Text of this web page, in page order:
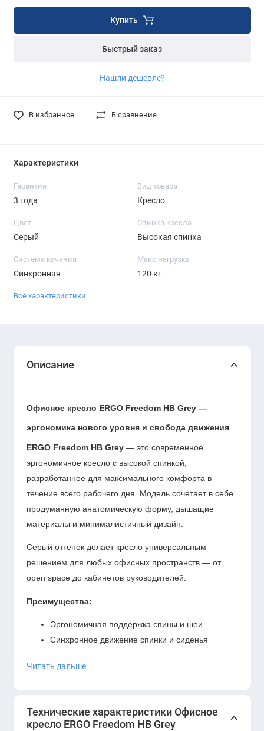
Купить
Быстрый заказ
Нашли дешевле?
В избранное В сравнение
Характеристики
Гарантия
3 года
Вид товара
Кресло
Цвет
Серый
Спинка кресла
Высокая спинка
Система качания
Синхронная
Макс нагрузка
120 кг
Все характеристики
Описание
Офисное кресло ERGO Freedom HB Grey —
эргономика нового уровня и свобода движения
ERGO Freedom HB Grey — это современное
эргономичное кресло с высокой спинкой,
разработанное для максимального комфорта в
течение всего рабочего дня. Модель сочетает в себе
продуманную анатомическую форму, дышащие
материалы и минималистичный дизайн.
Серый оттенок делает кресло универсальным
решением для любых офисных пространств — от
open space до кабинетов руководителей.
Преимущества:
Эргономичная поддержка спины и шеи
Синхронное движение спинки и сиденья
Современный минималистичный дизайн
Читать дальше
Технические характеристики Офисное
кресло ERGO Freedom HB Grey